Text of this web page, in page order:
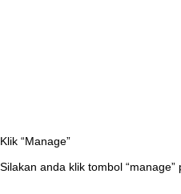
Klik “Manage”
Silakan anda klik tombol “manage”